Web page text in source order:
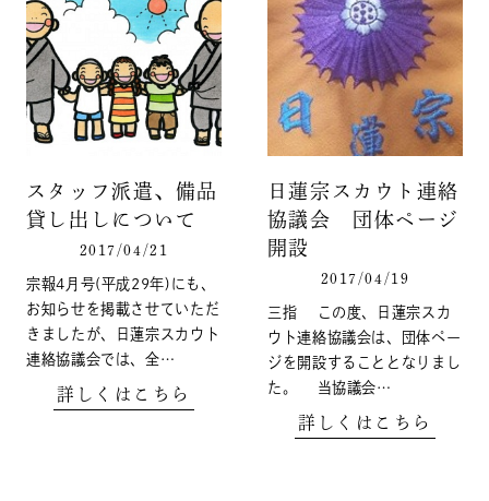
スタッフ派遣、備品
貸し出しについて
2017/04/21
宗報4月号(平成29年)にも、
お知らせを掲載させていただ
きましたが、日蓮宗スカウト
連絡協議会では、全…
詳しくはこちら
日蓮宗スカウト連絡
協議会 団体ページ
開設
2017/04/19
三指 この度、日蓮宗スカ
ウト連絡協議会は、団体ペー
ジを開設することとなりまし
た。 当協議会…
詳しくはこちら